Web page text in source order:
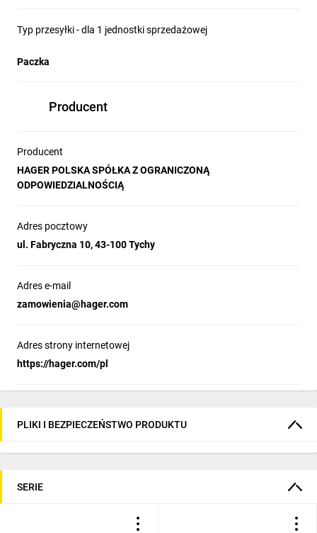
Typ przesyłki - dla 1 jednostki sprzedażowej
Paczka
Producent
Producent
HAGER POLSKA SPÓŁKA Z OGRANICZONĄ
ODPOWIEDZIALNOŚCIĄ
Adres pocztowy
ul. Fabryczna 10, 43-100 Tychy
Adres e-mail
zamowienia@hager.com
Adres strony internetowej
https://hager.com/pl
PLIKI I BEZPIECZEŃSTWO PRODUKTU
SERIE